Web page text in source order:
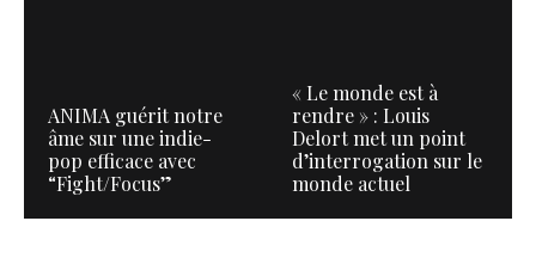
ANIMA guérit notre
âme sur une indie-
pop efficace avec
“Fight/Focus”
« Le monde est à
rendre » : Louis
Delort met un point
d’interrogation sur le
monde actuel